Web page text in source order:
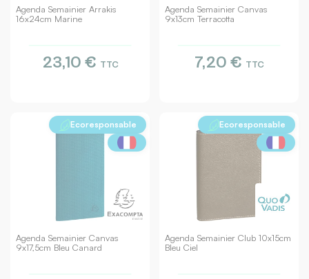
Agenda Semainier Arrakis
16x24cm Marine
23,10 € TTC
Agenda Semainier Canvas
9x13cm Terracotta
7,20 € TTC
Agenda Semainier Canvas
9x17,5cm Bleu Canard
Ecoresponsable
Agenda Semainier Club 10x15cm
Bleu Ciel
Ecoresponsable